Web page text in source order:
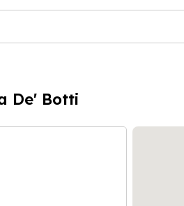
De' Botti